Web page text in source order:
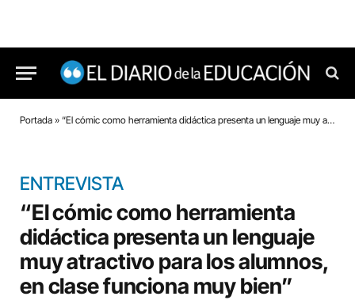
Portada » “El cómic como herramienta didáctica presenta un lenguaje muy atractivo para los alumnos, en clase funciona muy bien”
ENTREVISTA
“El cómic como herramienta
didáctica presenta un lenguaje
muy atractivo para los alumnos,
en clase funciona muy bien”